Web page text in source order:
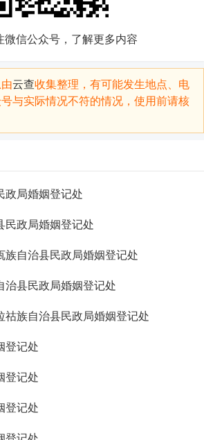
微信公众号，了解更多内容
云查收集整理，有可能发生地点、电
与实际情况不符的情况，使用前请核
政局婚姻登记处
民政局婚姻登记处
族自治县民政局婚姻登记处
治县民政局婚姻登记处
祜族自治县民政局婚姻登记处
登记处
登记处
登记处